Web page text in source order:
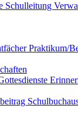
Schulleitung
Praktikum/